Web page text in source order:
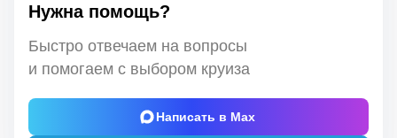
Нужна помощь?
Быстро отвечаем на вопросы
и помогаем с выбором круиза
Написать в Max